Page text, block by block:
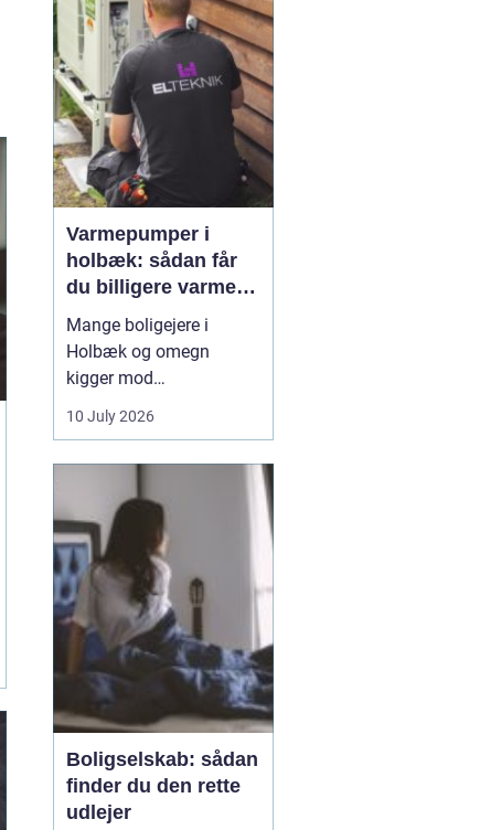
Sygdom, ferie, akutte
indskrivninger eller
komplekse borgersager
presser d...
Varmepumper i
holbæk: sådan får
du billigere varme
og bedre indeklima
Mange boligejere i
Holbæk og omegn
kigger mod
varmepumper for at
sænke varmeregningen
varmepumpe udnytter
energien i luften udenfor
og omdanner den til
varme inde i huset. Det
er en enkel løsning, som
kan erstat...
10 July 2026
Boligselskab: sådan
finder du den rette
udlejer